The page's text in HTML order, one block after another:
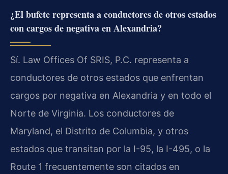
¿El bufete representa a conductores de otros estados
con cargos de negativa en Alexandria?
Sí. Law Offices Of SRIS, P.C. representa a
conductores de otros estados que enfrentan
cargos por negativa en Alexandria y en todo el
Norte de Virginia. Los conductores de
Maryland, el Distrito de Columbia, y otros
estados que transitan por la I-95, la I-495, o la
Route 1 frecuentemente son citados en